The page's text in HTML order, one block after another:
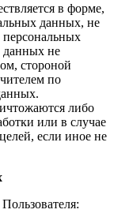
в форме,
данных, не
персональных
данных не
стороной
по
либо
или в случае
если иное не